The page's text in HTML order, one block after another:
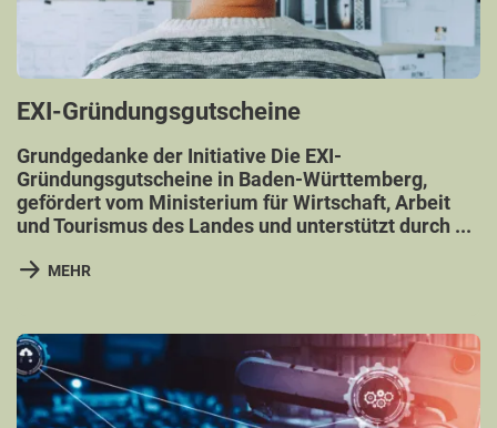
EXI-Gründungsgutscheine
Grundgedanke der Initiative Die EXI-
Gründungsgutscheine in Baden-Württemberg,
gefördert vom Ministerium für Wirtschaft, Arbeit
und Tourismus des Landes und unterstützt durch ...
MEHR